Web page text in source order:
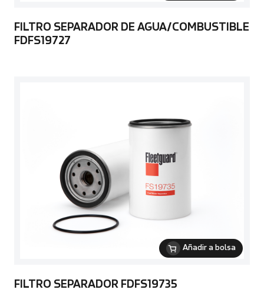
FILTRO SEPARADOR DE AGUA/COMBUSTIBLE
FDFS19727
Añadir a bolsa
FILTRO SEPARADOR FDFS19735